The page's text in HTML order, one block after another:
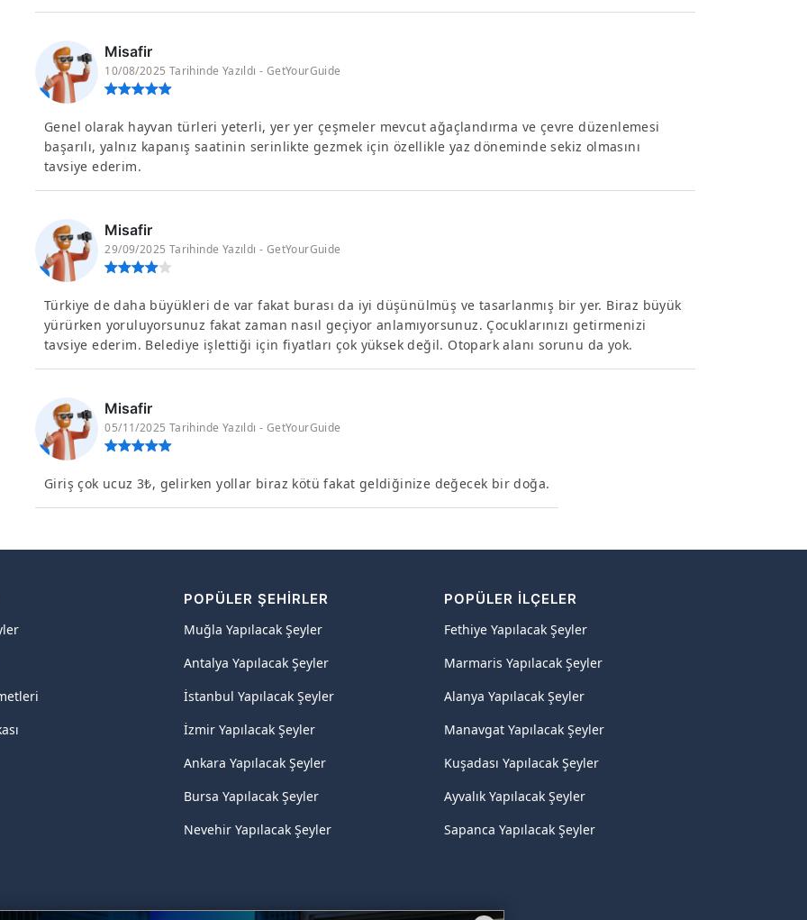
Misafir
10/08/2025 Tarihinde Yazıldı - GetYourGuide
Genel olarak hayvan türleri yeterli, yer yer çeşmeler mevcut ağaçlandırma ve çevre düzenlemesi
başarılı, yalnız kapanış saatinin serinlikte gezmek için özellikle yaz döneminde sekiz olmasını
tavsiye ederim.
Misafir
29/09/2025 Tarihinde Yazıldı - GetYourGuide
Türkiye de daha büyükleri de var fakat burası da iyi düşünülmüş ve tasarlanmış bir yer. Biraz büyük
yürürken yoruluyorsunuz fakat zaman nasıl geçiyor anlamıyorsunuz. Çocuklarınızı getirmenizi
tavsiye ederim. Belediye işlettiği için fiyatları çok yüksek değil. Otopark alanı sorunu da yok.
Misafir
05/11/2025 Tarihinde Yazıldı - GetYourGuide
Giriş çok ucuz 3₺, gelirken yollar biraz kötü fakat geldiğinize değecek bir doğa.
POPÜLER ŞEHIRLER
Muğla Yapılacak Şeyler
Antalya Yapılacak Şeyler
İstanbul Yapılacak Şeyler
İzmir Yapılacak Şeyler
Ankara Yapılacak Şeyler
Bursa Yapılacak Şeyler
Nevehir Yapılacak Şeyler
POPÜLER İLÇELER
Fethiye Yapılacak Şeyler
Marmaris Yapılacak Şeyler
Alanya Yapılacak Şeyler
Manavgat Yapılacak Şeyler
Kuşadası Yapılacak Şeyler
Ayvalık Yapılacak Şeyler
Sapanca Yapılacak Şeyler